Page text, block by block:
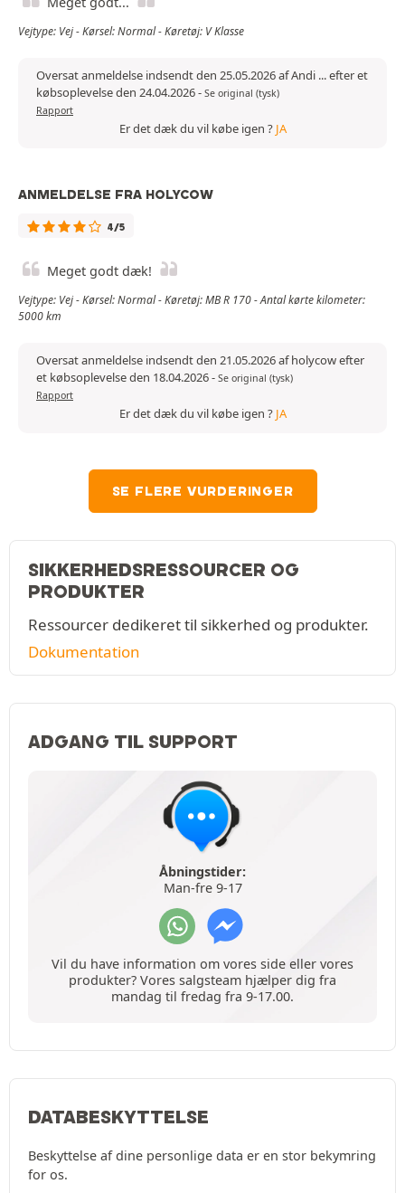
Vejtype: Vej - Kørsel: Normal - Køretøj: V Klasse
Oversat anmeldelse indsendt den 25.05.2026 af Andi ... efter et
købsoplevelse den 24.04.2026- Se original (tysk)
Rapport
Er det dæk du vil købe igen ? JA
ANMELDELSE FRA HOLYCOW
4/5
Meget godt dæk!
Vejtype: Vej - Kørsel: Normal - Køretøj: MB R 170 - Antal kørte kilometer:
5000 km
Oversat anmeldelse indsendt den 21.05.2026 af holycow efter
et købsoplevelse den 18.04.2026- Se original (tysk)
Rapport
Er det dæk du vil købe igen ? JA
SE FLERE VURDERINGER
SIKKERHEDSRESSOURCER OG
PRODUKTER
Ressourcer dedikeret til sikkerhed og produkter.
Dokumentation
ADGANG TIL SUPPORT
Åbningstider:
Man-fre 9-17
Vil du have information om vores side eller vores
produkter? Vores salgsteam hjælper dig fra
mandag til fredag fra 9-17.00.
DATABESKYTTELSE
Beskyttelse af dine personlige data er en stor bekymring
for os.